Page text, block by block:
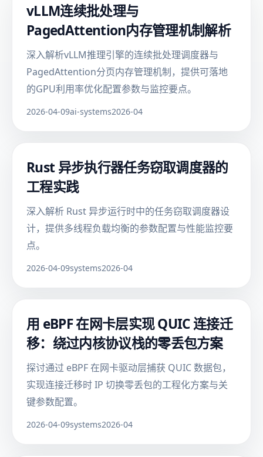
vLLM连续批处理与
PagedAttention内存管理机制解析
深入解析vLLM推理引擎的连续批处理调度器与
PagedAttention分页内存管理机制，提供可落地
的GPU利用率优化配置参数与监控要点。
2026-04-09ai-systems2026-04
Rust 异步执行器任务窃取调度器的
工程实践
深入解析 Rust 异步运行时中的任务窃取调度器设
计，提供多线程负载均衡的参数配置与性能监控要
点。
2026-04-09systems2026-04
用 eBPF 在网卡层实现 QUIC 连接迁
移：绕过内核协议栈的零丢包方案
探讨通过 eBPF 在网卡驱动层捕获 QUIC 数据包，
实现连接迁移时 IP 切换零丢包的工程化方案与关
键参数配置。
2026-04-09systems2026-04